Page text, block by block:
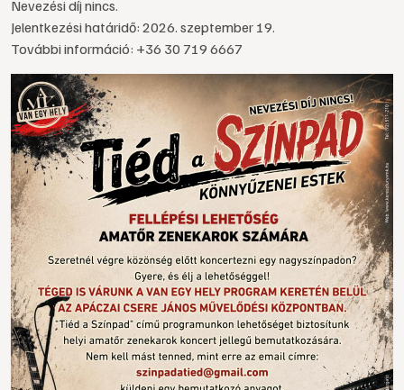
Nevezési díj nincs.
Jelentkezési határidő: 2026. szeptember 19.
További információ: +36 30 719 6667